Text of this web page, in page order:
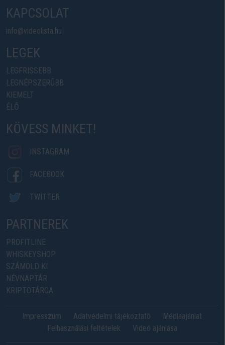
KAPCSOLAT
info@videolista.hu
LEGEK
LEGFRISSEBB
LEGNÉPSZERŰBB
KIEMELT
ÉLŐ
KÖVESS MINKET!
INSTAGRAM
FACEBOOK
TWITTER
PARTNEREK
PROFITLINE
WHISKEYSHOP
SZÁMOLD KI
NÉVNAPTÁR
KRIPTOTÁRCA
Impresszum Adatvédelmi tájékoztató
Médiaajánlat
Felhasználási feltételek
Videó ajánlása